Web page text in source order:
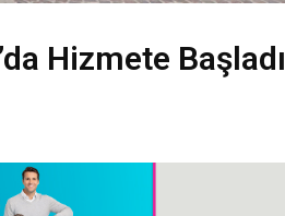
Hizmete Başladı